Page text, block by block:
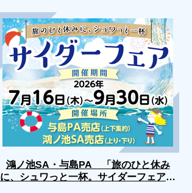
鴻ノ池SA・与島PA 「旅のひと休み
に、シュワっと一杯。サイダーフェア」